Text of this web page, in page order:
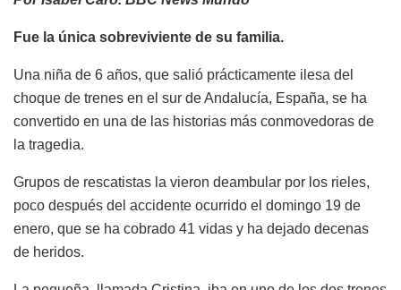
Fue la única sobreviviente de su familia.
Una niña de 6 años, que salió prácticamente ilesa del
choque de trenes en el sur de Andalucía, España, se ha
convertido en una de las historias más conmovedoras de
la tragedia.
Grupos de rescatistas la vieron deambular por los rieles,
poco después del accidente ocurrido el domingo 19 de
enero, que se ha cobrado 41 vidas y ha dejado decenas
de heridos.